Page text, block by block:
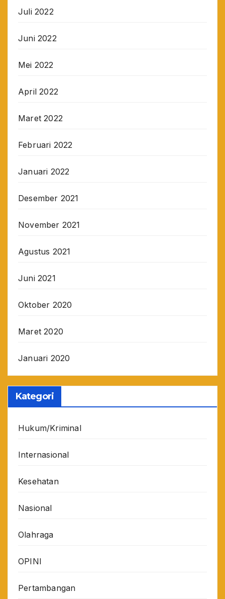
Juli 2022
Juni 2022
Mei 2022
April 2022
Maret 2022
Februari 2022
Januari 2022
Desember 2021
November 2021
Agustus 2021
Juni 2021
Oktober 2020
Maret 2020
Januari 2020
Kategori
Hukum/Kriminal
Internasional
Kesehatan
Nasional
Olahraga
OPINI
Pertambangan